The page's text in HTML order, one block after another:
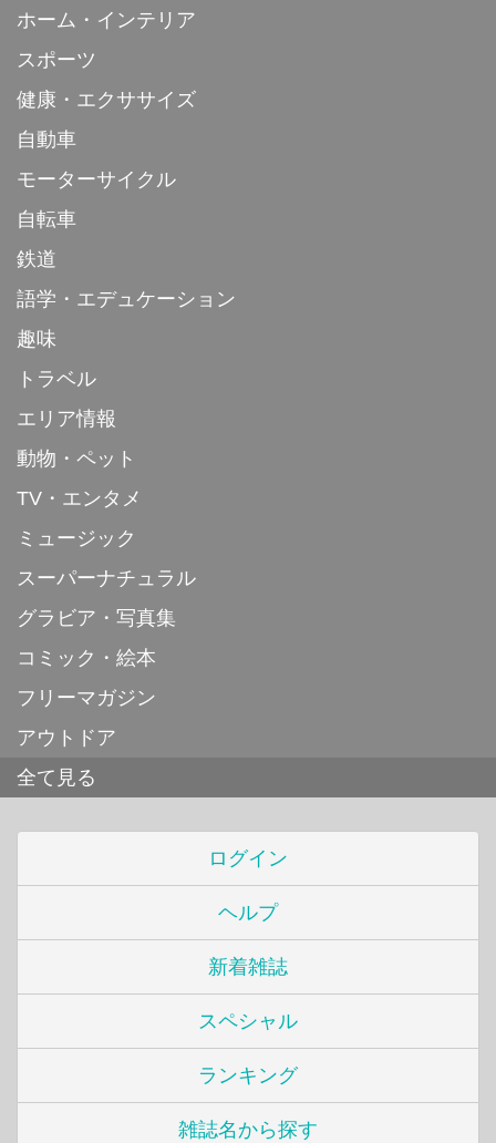
ホーム・インテリア
スポーツ
健康・エクササイズ
自動車
モーターサイクル
自転車
鉄道
語学・エデュケーション
趣味
トラベル
エリア情報
動物・ペット
TV・エンタメ
ミュージック
スーパーナチュラル
グラビア・写真集
コミック・絵本
フリーマガジン
アウトドア
全て見る
ログイン
ヘルプ
新着雑誌
スペシャル
ランキング
雑誌名から探す